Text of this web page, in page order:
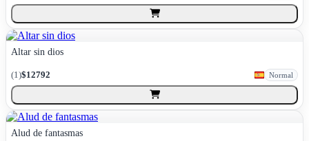
Altar sin dios
(1)$12792 Normal
Alud de fantasmas